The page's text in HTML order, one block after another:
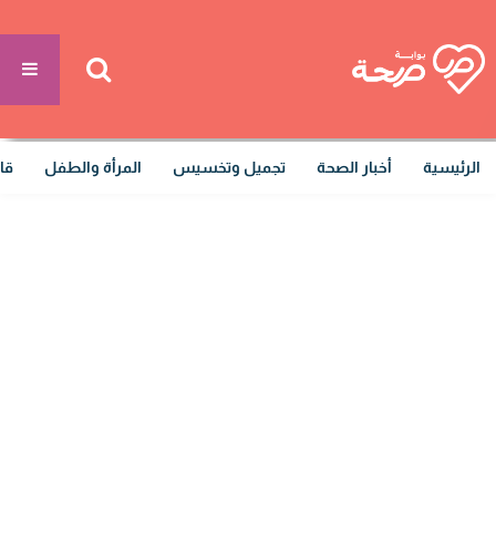
الرئيسية أخبار الصحة تجميل وتخسيس المرأة والطفل